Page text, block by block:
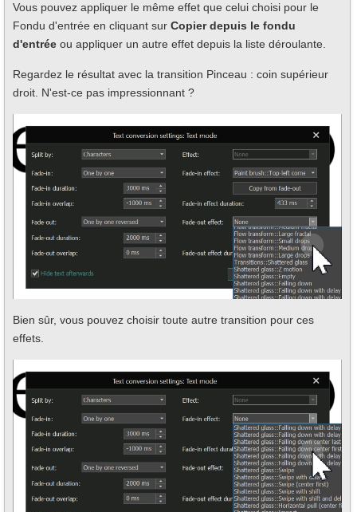
Vous pouvez appliquer le même effet que celui choisi pour le
Fondu d'entrée en cliquant sur Copier depuis le fondu
d'entrée ou appliquer un autre effet depuis la liste déroulante.
Regardez le résultat avec la transition Pinceau : coin supérieur
droit. N'est-ce pas impressionnant ?
Bien sûr, vous pouvez choisir toute autre transition pour ces
effets.